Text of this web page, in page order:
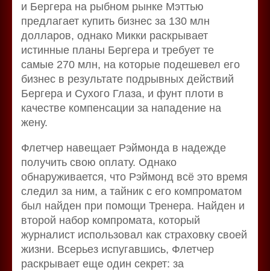
и Бергера на рыбном рынке Мэттью
предлагает купить бизнес за 130 млн
долларов, однако Микки раскрывает
истинные планы Бергера и требует те
самые 270 млн, на которые подешевел его
бизнес в результате подрывных действий
Бергера и Сухого Глаза, и фунт плоти в
качестве компенсации за нападение на
жену.
Флетчер навещает Рэймонда в надежде
получить свою оплату. Однако
обнаруживается, что Рэймонд всё это время
следил за ним, а тайник с его компроматом
был найден при помощи Тренера. Найден и
второй набор компромата, который
журналист использовал как страховку своей
жизни. Всерьез испугавшись, Флетчер
раскрывает еще один секрет: за